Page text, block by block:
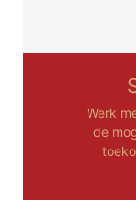
Werk
de